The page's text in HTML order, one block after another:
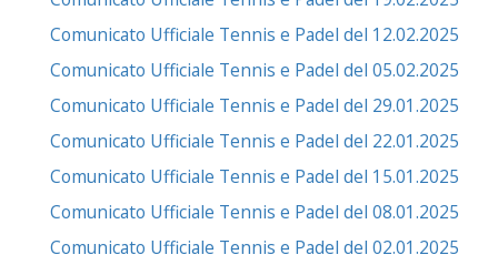
Comunicato Ufficiale Tennis e Padel del 12.02.2025
Comunicato Ufficiale Tennis e Padel del 05.02.2025
Comunicato Ufficiale Tennis e Padel del 29.01.2025
Comunicato Ufficiale Tennis e Padel del 22.01.2025
Comunicato Ufficiale Tennis e Padel del 15.01.2025
Comunicato Ufficiale Tennis e Padel del 08.01.2025
Comunicato Ufficiale Tennis e Padel del 02.01.2025